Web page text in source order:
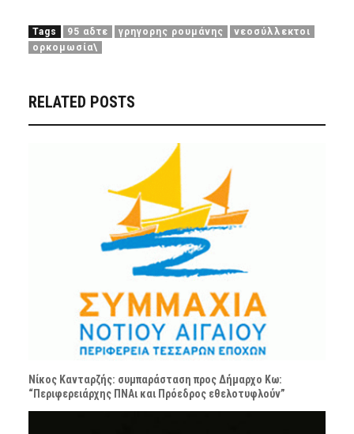
Tags 95 αδτε γρηγορης ρουμάνης
νεοσύλλεκτοι
ορκομωσία\
RELATED POSTS
Νίκος Κανταρζής: συμπαράσταση προς Δήμαρχο Κω:
“Περιφερειάρχης ΠΝΑι και Πρόεδρος εθελοτυφλούν”